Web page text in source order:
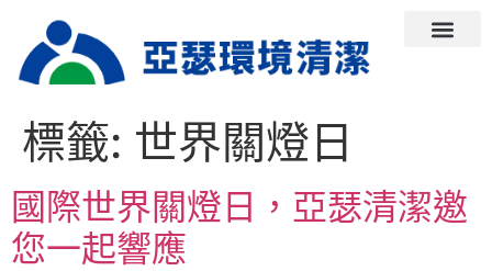
標籤: 世界關燈日
國際世界關燈日，亞瑟清潔邀
您一起響應